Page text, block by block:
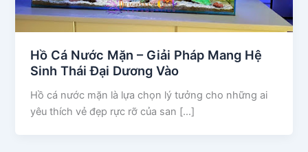
Hồ Cá Nước Mặn – Giải Pháp Mang Hệ
Sinh Thái Đại Dương Vào
Hồ cá nước mặn là lựa chọn lý tưởng cho những ai
yêu thích vẻ đẹp rực rỡ của san […]